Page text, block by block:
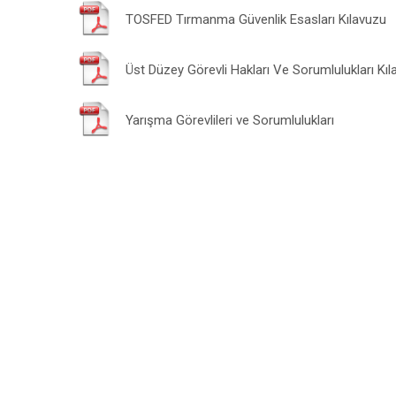
TOSFED Tırmanma Güvenlik Esasları Kılavuzu
Üst Düzey Görevli Hakları Ve Sorumlulukları
Yarışma Görevlileri ve Sorumlulukları